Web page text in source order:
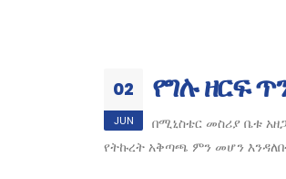
02
JUN
የግሉ ዘርፍ
በሚኒስቴር መስሪያ ቤቱ
የትኩረት አቅጣጫ ምን መሆን